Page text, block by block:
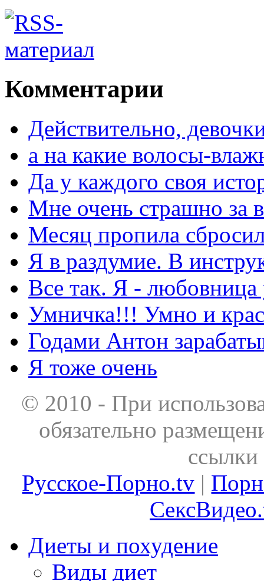
Комментарии
Действительно,
а на какие волосы-
Да у каждого своя
Мне очень страшно за
Месяц пропила
Я в раздумие. В
Все так. Я - любовница
Умничка!!! Умно и
Годами Антон
Я тоже очень
© 2010 - При
обязательно
ссылки
Русское-Порно.tv |
Диеты и похудение
Виды диет